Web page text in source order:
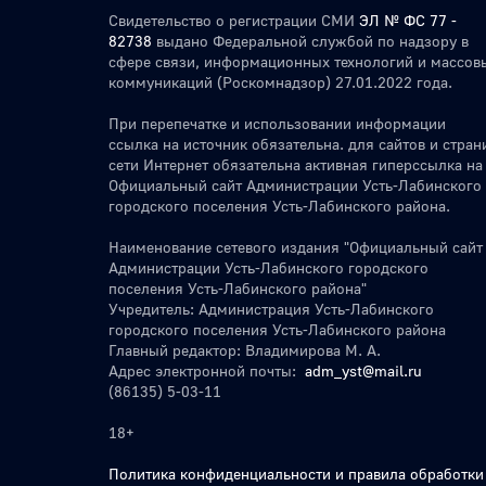
Свидетельство о регистрации СМИ ЭЛ № ФС 77 -
82738 выдано Федеральной службой по надзору в
сфере связи, информационных технологий и
коммуникаций (Роскомнадзор) 27.01.2022 года.
При перепечатке и использовании информации
ссылка на источник обязательна. для сайтов и
сети Интернет обязательна активная гиперссылка на
Официальный сайт Администрации Усть-Лабинского
городского поселения Усть-Лабинского района.
Наименование сетевого издания "Официальный сайт
Администрации Усть-Лабинского городского
поселения Усть-Лабинского района"
Учредитель: Администрация Усть-Лабинского
городского поселения Усть-Лабинского района
Главный редактор: Владимирова М. А.
Адрес электронной почты: adm_yst@mail.ru
(86135) 5-03-11
18+
Политика конфиденциальности и правила обработки